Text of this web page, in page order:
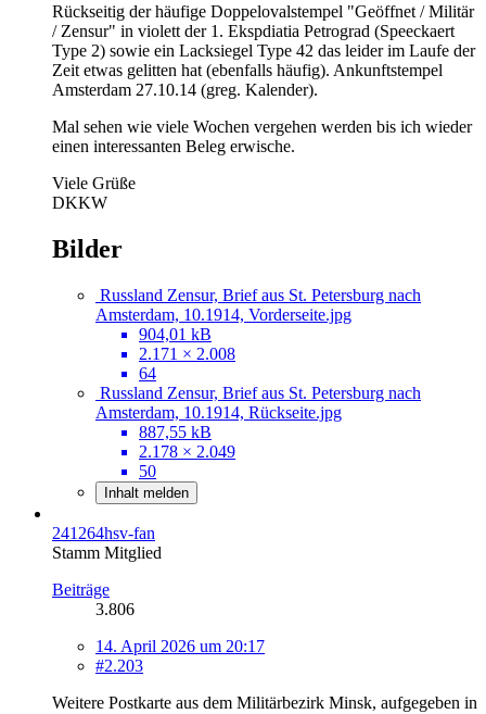
Rückseitig der häufige Doppelovalstempel "Geöffnet / Militär
/ Zensur" in violett der 1. Ekspdiatia Petrograd (Speeckaert
Type 2) sowie ein Lacksiegel Type 42 das leider im Laufe der
Zeit etwas gelitten hat (ebenfalls häufig). Ankunftstempel
Amsterdam 27.10.14 (greg. Kalender).
Mal sehen wie viele Wochen vergehen werden bis ich wieder
einen interessanten Beleg erwische.
Viele Grüße
DKKW
Bilder
Russland Zensur, Brief aus St. Petersburg nach
Amsterdam, 10.1914, Vorderseite.jpg
904,01 kB
2.171 × 2.008
64
Russland Zensur, Brief aus St. Petersburg nach
Amsterdam, 10.1914, Rückseite.jpg
887,55 kB
2.178 × 2.049
50
Inhalt melden
241264hsv-fan
Stamm Mitglied
Beiträge
3.806
14. April 2026 um 20:17
#2.203
Weitere Postkarte aus dem Militärbezirk Minsk, aufgegeben in